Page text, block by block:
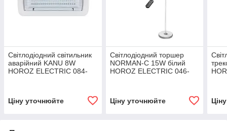
Світлодіодний світильник
аварійний KANU 8W
HOROZ ELECTRIC 084-
Ціну уточнюйте
Світлодіодний торшер
NORMAN-C 15W білий
HOROZ ELECTRIC 046-
Ціну уточнюйте